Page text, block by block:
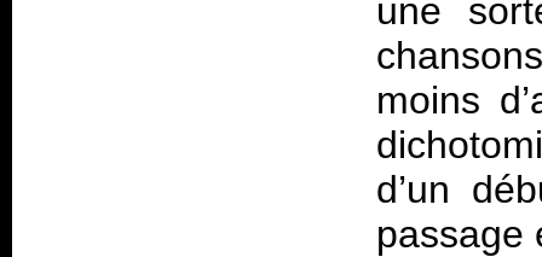
une
moins
d’un
passage